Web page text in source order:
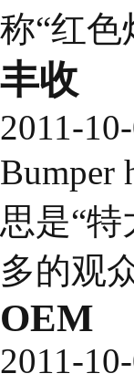
称“红色
丰收
2011-
Bumper
思是“特
多的观
OEM
2011-